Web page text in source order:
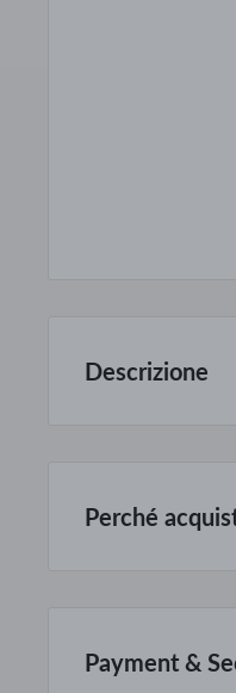
Descrizione
Questo tessuto
SPECIFICHE
Perché
Articoli dal design
Prodotti italiani al
Puoi fidarti:
Payment &